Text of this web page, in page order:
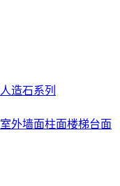
人造石系列
室外墙面柱面楼梯台面